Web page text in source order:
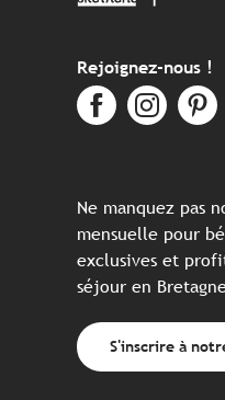
Rejoignez-nous !
Ne manquez pas
mensuelle pour
exclusives et
séjour en
S'inscrire à